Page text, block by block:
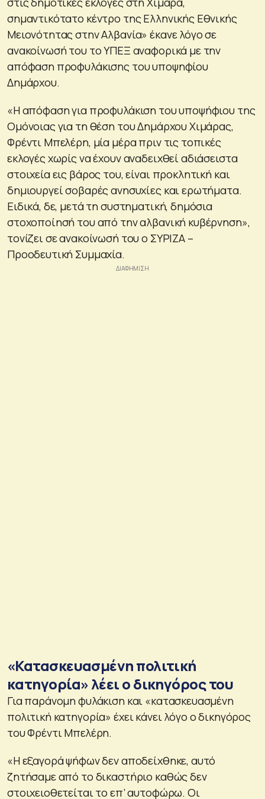
σημαντικότατο κέντρο της Ελληνικής Εθνικής
Μειονότητας στην Αλβανία» έκανε λόγο σε
ανακοίνωσή του το ΥΠΕΞ αναφορικά με την
απόφαση προφυλάκισης του υποψηφίου
Δημάρχου.
«Η απόφαση για προφυλάκιση του υποψήφιου της
Ομόνοιας για τη θέση του Δημάρχου Χιμάρας,
Φρέντι Μπελέρη, μία μέρα πριν τις τοπικές
εκλογές χωρίς να έχουν αναδειχθεί αδιάσειστα
στοιχεία εις βάρος του, είναι προκλητική και
δημιουργεί σοβαρές ανησυχίες και ερωτήματα.
Ειδικά, δε, μετά τη συστηματική, δημόσια
στοχοποίησή του από την αλβανική κυβέρνηση»,
τονίζει σε ανακοίνωσή του ο ΣΥΡΙΖΑ –
Προοδευτική Συμμαχία.
«Κατασκευασμένη πολιτική
κατηγορία» λέει ο δικηγόρος του
Για παράνομη φυλάκιση και «κατασκευασμένη
πολιτική κατηγορία» έχει κάνει λόγο ο δικηγόρος
του Φρέντι Μπελέρη.
«Η εξαγορά ψήφων δεν αποδείχθηκε, αυτό
ζητήσαμε από το δικαστήριο καθώς δεν
στοιχειοθετείται το επ’ αυτοφώρω. Οι